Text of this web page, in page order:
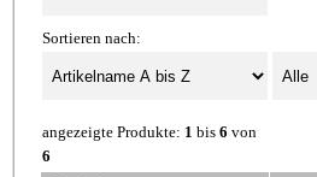
Sortieren nach:
angezeigte Produkte: 1 bis 6 von
6